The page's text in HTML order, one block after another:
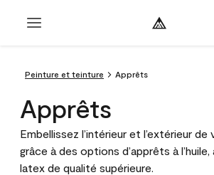
Peinture et teinture Apprêts
Apprêts
Embellissez l’intérieur et l’extérieur
grâce à des options d’apprêts à l’huile,
latex de qualité supérieure.